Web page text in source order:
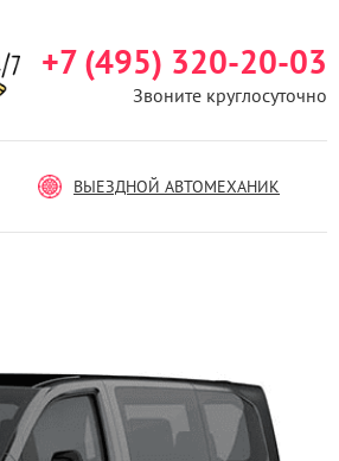
+7 (495) 320-20-03
Звоните круглосуточно
ВЫЕЗДНОЙ АВТОМЕХАНИК